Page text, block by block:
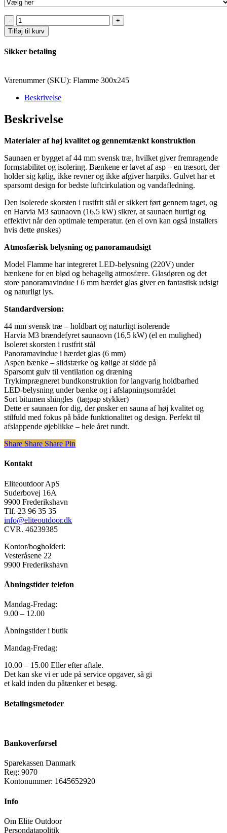
Model
Flamme
300X245
(kun
Tilføj til kurv
Sikker betaling
Varenummer (SKU): Flamme 300x245
Beskrivelse
Beskrivelse
Materialer af høj kvalitet og gennemtænkt konstruktion
Saunaen er bygget af 44 mm svensk træ, hvilket giver fremragende
formstabilitet og isolering. Bænkene er lavet af asp – en træsort, der
holder sig kølig, ikke revner og ikke afgiver harpiks. Gulvet har et
sparsomt design for bedste luftcirkulation og vandafledning.
Den isolerede skorsten i rustfrit stål er sikkert ført gennem taget, og
en Harvia M3 saunaovn (16,5 kW) sikrer, at saunaen hurtigt og
effektivt når den optimale temperatur. (en el ovn kan også installers
hvis dette ønskes)
Atmosfærisk belysning og panoramaudsigt
Model Flamme har integreret LED-belysning (220V) under
bænkene for en blød og behagelig atmosfære. Glasdøren og det
store panoramavindue i 6 mm hærdet glas giver en fantastisk udsigt
og naturligt lys.
Standardversion:
44 mm svensk træ – holdbart og naturligt isolerende
Harvia M3 brændefyret saunaovn (16,5 kW) (el en mulighed)
Isoleret skorsten i rustfrit stål
Panoramavindue i hærdet glas (6 mm)
Aspen bænke – slidstærke og kølige at sidde på
Sparsomt gulv til ventilation og dræning
Trykimprægneret bundkonstruktion for langvarig holdbarhed
LED-belysning under bænke og i afslapningsområdet
Sort bitumen shingles (tagpap stykker)
Dette er saunaen for dig, der ønsker en sauna af høj kvalitet og
stilfuld med fokus på både funktionalitet og design. Perfekt til
afslappende øjeblikke – hele året rundt.
Share
Share Share Share Pin
Kontakt
Eliteoutdoor ApS
Suderbovej 16A
9900 Frederikshavn
Tlf. 23 96 35 35
info@eliteoutdoor.dk
CVR. 46239385
Kontor/bogholderi:
Vesteråsene 22
9900 Frederikshavn
Åbningstider telefon
Mandag-Fredag:
9.00 – 12.00
Åbningstider i butik
Mandag-Fredag:
10.00 – 15.00 Eller efter aftale.
Det kan ske vi er ude på service opgaver, så gi
et kald inden du påtænker et besøg.
Betalingsmetoder
Bankoverførsel
Sparekassen Danmark
Reg: 9070
Kontonummer: 1645652920
Info
Om Elite Outdoor
Persondatapolitik